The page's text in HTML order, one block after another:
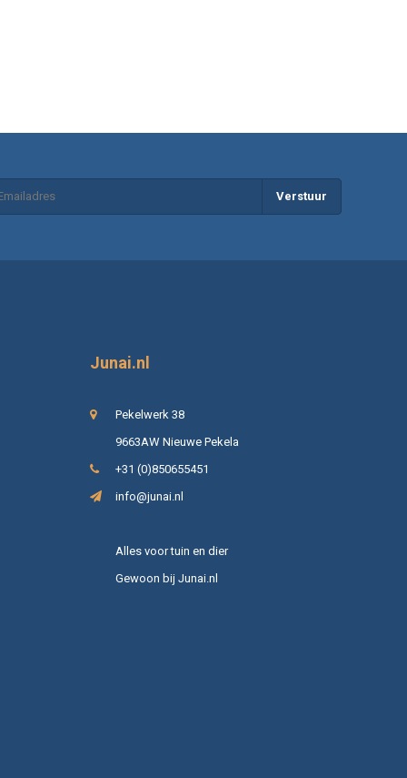
Verstuur
Junai.nl
Pekelwerk 38
9663AW Nieuwe Pekela
+31 (0)850655451
info@junai.nl
Alles voor tuin en dier
Gewoon bij Junai.nl